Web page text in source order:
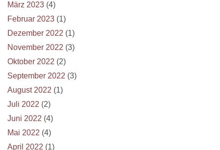
März 2023 (4)
Februar 2023 (1)
Dezember 2022 (1)
November 2022 (3)
Oktober 2022 (2)
September 2022 (3)
August 2022 (1)
Juli 2022 (2)
Juni 2022 (4)
Mai 2022 (4)
April 2022 (1)